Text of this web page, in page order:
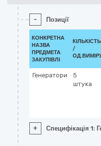
- Позиції
КОНКРЕТНА
НАЗВА
ПРЕДМЕТА
ЗАКУПІВЛІ
КІЛЬКІСТЬ
/
Генератори
5
штука
+ Специфікація 1: